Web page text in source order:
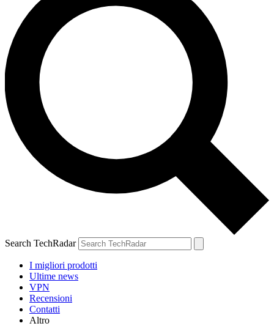
Search TechRadar
I migliori prodotti
Ultime news
VPN
Recensioni
Contatti
Altro